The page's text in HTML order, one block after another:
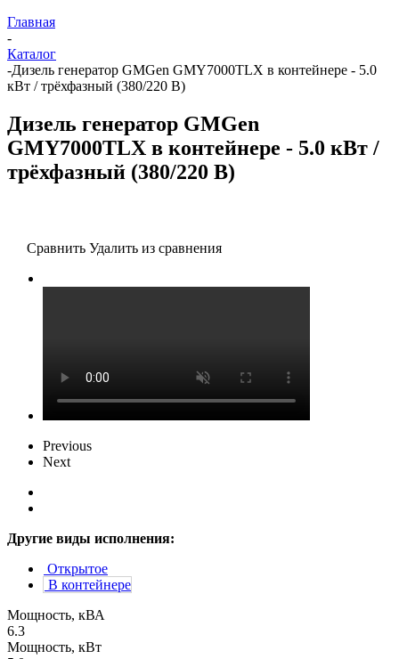
Главная
-
Каталог
-Дизель генератор GMGen GMY7000TLX в контейнере - 5.0
кВт / трёхфазный (380/220 В)
Дизель генератор GMGen
GMY7000TLX в контейнере - 5.0 кВт /
трёхфазный (380/220 В)
Сравнить Удалить из сравнения
Previous
Next
Другие виды исполнения:
Открытое
В контейнере
Мощность, кВА
6.3
Мощность, кВт